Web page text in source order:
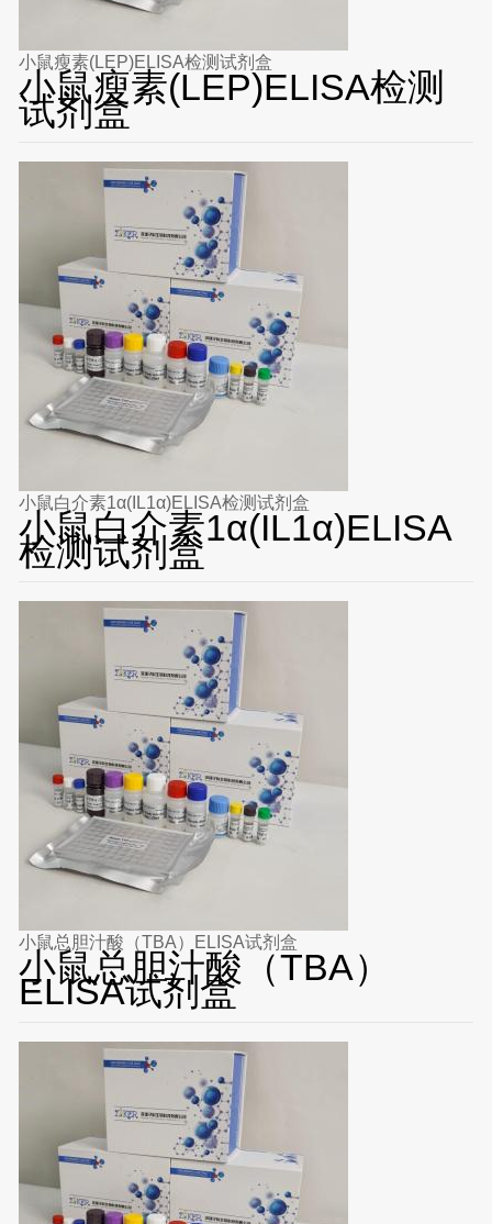
小鼠瘦素(LEP)ELISA检测试剂盒
小鼠瘦素(LEP)ELISA检测
试剂盒
小鼠白介素1α(IL1α)ELISA检测试剂盒
小鼠白介素1α(IL1α)ELISA
检测试剂盒
小鼠总胆汁酸（TBA）ELISA试剂盒
小鼠总胆汁酸（TBA）
ELISA试剂盒